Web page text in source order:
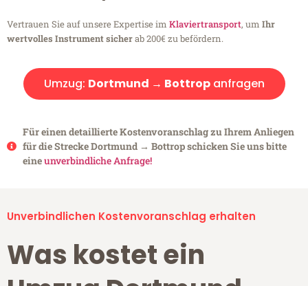
Vertrauen Sie auf unsere Expertise im Klaviertransport, um Ihr
wertvolles Instrument sicherab 200€ zu befördern.
Umzug: Dortmund → Bottropanfragen
Für einen detaillierte Kostenvoranschlag zu Ihrem Anliegen
für die Strecke Dortmund → Bottrop schicken Sie uns bitte
eineunverbindliche Anfrage!
Unverbindlichen Kostenvoranschlag erhalten
Was kostet ein